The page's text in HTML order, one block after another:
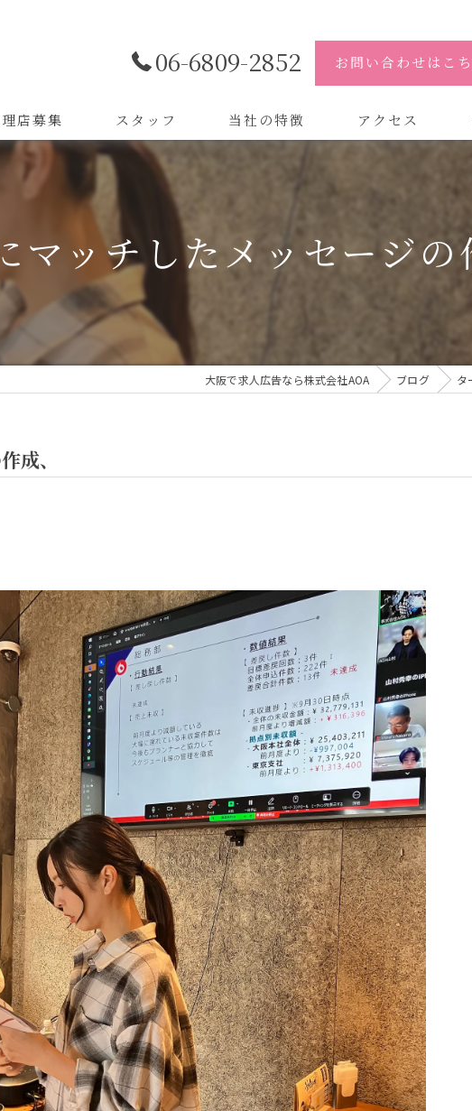
06-6809-2852 お問い合わせはこ
店募集 スタッフ 当社の特徴
バイトル
アクセス
株式会社AOA 南森
マッチしたメッセージの
大阪で求人広告なら株式会社AOA ブログ タ
成、